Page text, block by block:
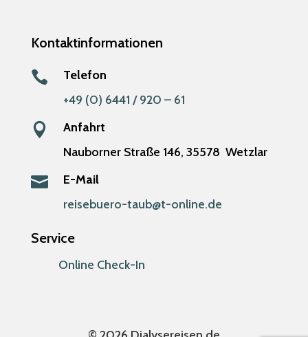
Kontaktinformationen

Telefon
+49 (0) 6441 / 920 – 61

Anfahrt
Nauborner Straße 146, 35578 Wetzlar

E-Mail
reisebuero-taub@t-online.de
Service
Online Check-In